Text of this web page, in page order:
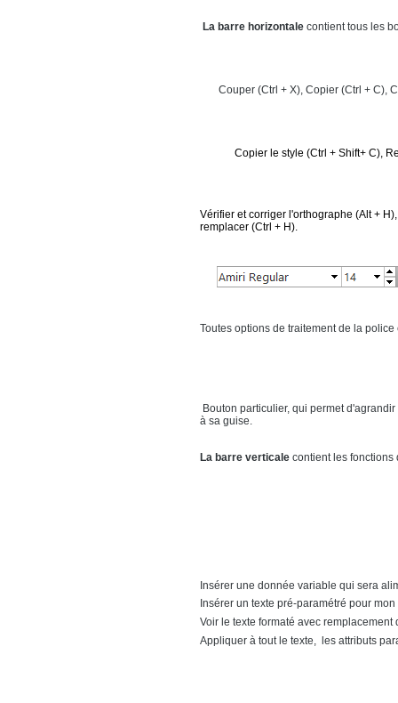
La barre horizontale contient tous les
Couper (Ctrl + X), Copier (Ctrl + C),
Copier le style (Ctrl + Shift+ C),
Vérifier et corriger l'orthographe (Alt +
remplacer (Ctrl + H).
Toutes options de traitement de la police
Bouton particulier, qui permet
à sa guise.
La barre verticale contient les fonctions
Insérer une donnée variable qui sera
Insérer un texte pré-paramétré pour
Voir le texte formaté avec
Appliquer à tout le texte, les attributs